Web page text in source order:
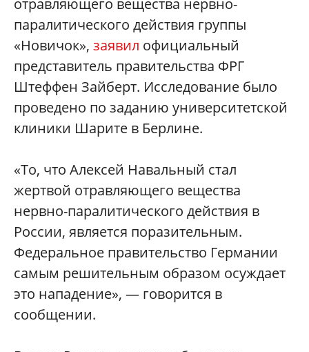
отравляющего вещества нервно-
паралитического действия группы
«Новичок», заявил официальный
представитель правительства ФРГ
Штеффен Зайберт. Исследование было
проведено по заданию университетской
клиники Шарите в Берлине.
«То, что Алексей Навальный стал
жертвой отравляющего вещества
нервно-паралитического действия в
России, является поразительным.
Федеральное правительство Германии
самым решительным образом осуждает
это нападение», — говорится в
сообщении.